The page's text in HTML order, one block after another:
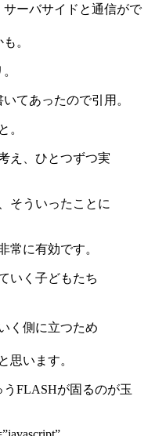
ーバサイドと通信がで
。
てあったので引用。
。
え、ひとつずつ実
そういったことに
常に有効です。
いく子どもたち
く側に立つため
思います。
FLASHが固るのが玉